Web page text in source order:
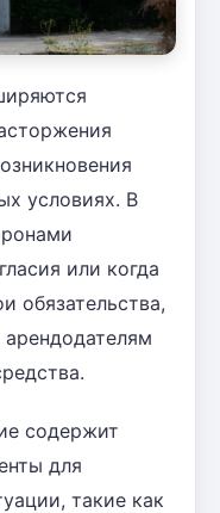
условиях. В
или когда
обязательства,
содержит
для
такие как